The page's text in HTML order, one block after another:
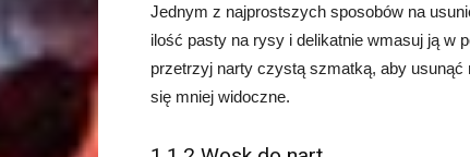
Jednym z najprostszych sposobów na
ilość pasty na rysy i delikatnie wmasuj ją w
przetrzyj narty czystą szmatką, aby
się mniej widoczne.